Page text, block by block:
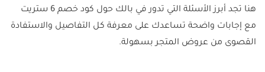
هنا تجد أبرز الأسئلة التي تدور في بالك حول كود خصم 6 ستريت
مع إجابات واضحة تساعدك على معرفة كل التفاصيل والاستفادة
القصوى من عروض المتجر بسهولة.